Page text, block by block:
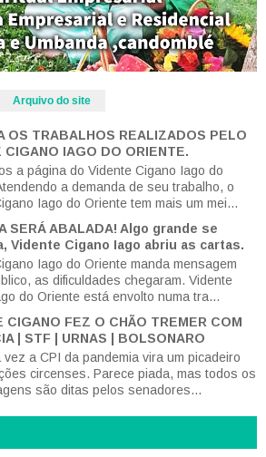
Arquivo do site
OS TRABALHOS REALIZADOS PELO
CIGANO IAGO DO ORIENTE.
a página do Vidente Cigano Iago do
a demanda de seu trabalho, o
Iago do Oriente tem mais um mei...
SERÁ ABALADA! Algo grande se
Vidente Cigano Iago abriu as cartas.
Iago do Oriente manda mensagem
as dificuldades chegaram. Vidente
do Oriente está envolto numa tra...
CIGANO FEZ O CHÃO TREMER COM
| STF | URNAS | BOLSONARO
vez a CPI da pandemia vira um picadeiro
circenses. Parece piada, mas todos os
são ditas pelos senadores...